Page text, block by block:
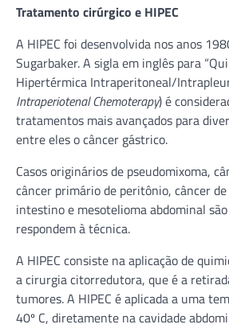
Tratamento cirúrgico e HIPEC
A HIPEC foi desenvolvida nos anos
Sugarbaker. A sigla em inglês para
Hipertérmica Intraperitoneal/
Intraperiotenal Chemoterapy) é
tratamentos mais avançados para
entre eles o câncer gástrico.
Casos originários de pseudomixoma,
câncer primário de peritônio, câncer
intestino e mesotelioma abdominal
respondem à técnica.
A HIPEC consiste na aplicação de
a cirurgia citorredutora, que é a
tumores. A HIPEC é aplicada a uma
40º C, diretamente na cavidade